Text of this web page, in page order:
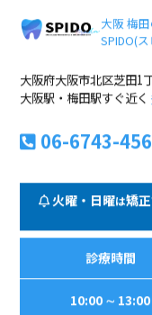
大阪 梅
SPIDO(
大阪府大阪市北区芝田1
大阪駅・梅田駅すぐ近く
06-6743-
火曜・日曜は矯
診療時間
10:00 ∼ 13:00